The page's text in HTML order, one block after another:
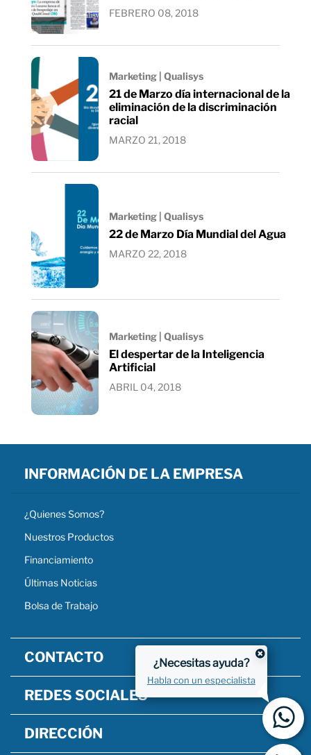
¿Necesitas ayuda?
Habla con un especialista
FEBRERO 08, 2018
Marketing | Qualisys
21 de Marzo día internacional de la
eliminación de la discriminación
racial
MARZO 21, 2018
Marketing | Qualisys
22 de Marzo Día Mundial del Agua
MARZO 22, 2018
Marketing | Qualisys
El despertar de la Inteligencia
Artificial
ABRIL 04, 2018
INFORMACIÓN DE LA EMPRESA
¿Quienes Somos?
Nuestros Productos
Financiamiento
Últimas Noticias
Bolsa de Trabajo
CONTACTO
REDES SOCIALES
DIRECCIÓN